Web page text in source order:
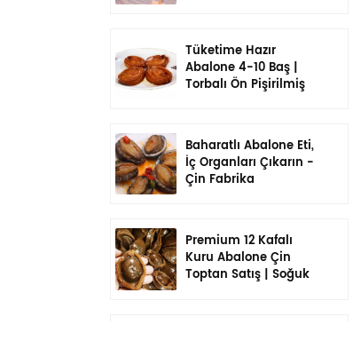
Yemeye Hazır
Tüketime Hazır
Abalone 4-10 Baş |
Torbalı Ön Pişirilmiş
Baharatlı Abalone Eti,
İç Organları Çıkarın -
Çin Fabrika
Premium 12 Kafalı
Kuru Abalone Çin
Toptan Satış | Soğuk